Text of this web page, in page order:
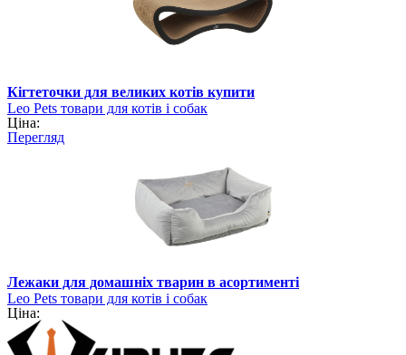
Кігтеточки для великих котів купити
Leo Pets товари для котів і собак
Ціна:
Перегляд
Лежаки для домашніх тварин в асортименті
Leo Pets товари для котів і собак
Ціна: